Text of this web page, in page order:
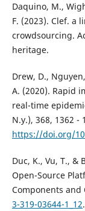
Daquino, M.,
F. (2023). Clef. a
crowdsourcing.
heritage.
Drew, D.,
A. (2020). Rapid
real-time
N.y.), 368, 1362 -
https://doi.org/
Duc, K., Vu, T., &
Open-Source
Components and
3-319-03644-1_12.